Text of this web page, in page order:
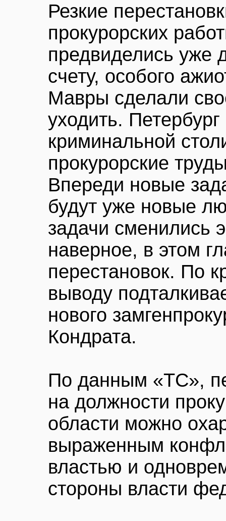
Резкие
прокурорских
предвиделись уже
счету, особого
Мавры сделали
уходить.
криминальной
прокурорские
Впереди новые
будут уже новые
задачи сменились
наверное, в этом
перестановок. По
выводу
нового
Кондрата.
По данным «ТС»,
на должности
области можно
выраженным
властью и
стороны власти